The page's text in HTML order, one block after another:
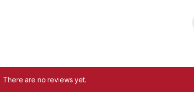
There are no reviews yet.